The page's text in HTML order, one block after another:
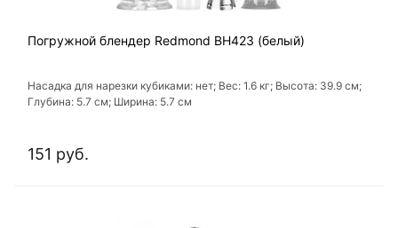
Погружной блендер Redmond BH423 (белый)
Насадка для нарезки кубиками: нет; Вес: 1.6 кг; Высота: 39.9 см;
Глубина: 5.7 см; Ширина: 5.7 см
151 руб.